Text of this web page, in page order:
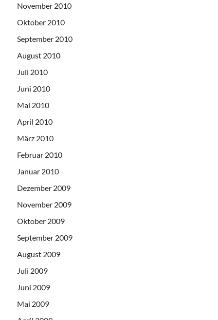
November 2010
Oktober 2010
September 2010
August 2010
Juli 2010
Juni 2010
Mai 2010
April 2010
März 2010
Februar 2010
Januar 2010
Dezember 2009
November 2009
Oktober 2009
September 2009
August 2009
Juli 2009
Juni 2009
Mai 2009